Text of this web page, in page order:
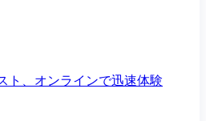
ト、オンラインで迅速体験